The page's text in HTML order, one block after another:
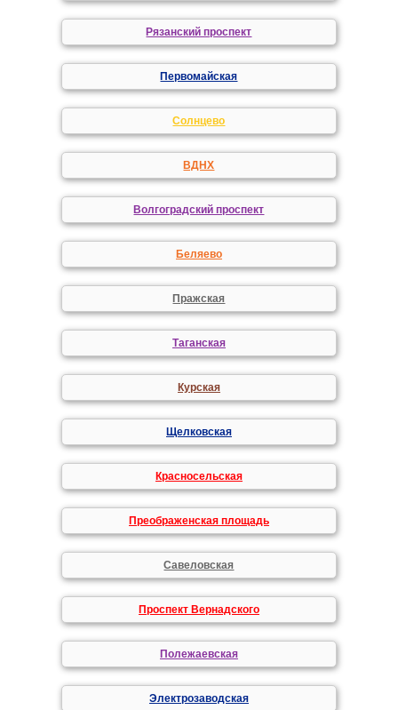
Рязанский проспект
Первомайская
Солнцево
ВДНХ
Волгоградский проспект
Беляево
Пражская
Таганская
Курская
Щелковская
Красносельская
Преображенская площадь
Савеловская
Проспект Вернадского
Полежаевская
Электрозаводская